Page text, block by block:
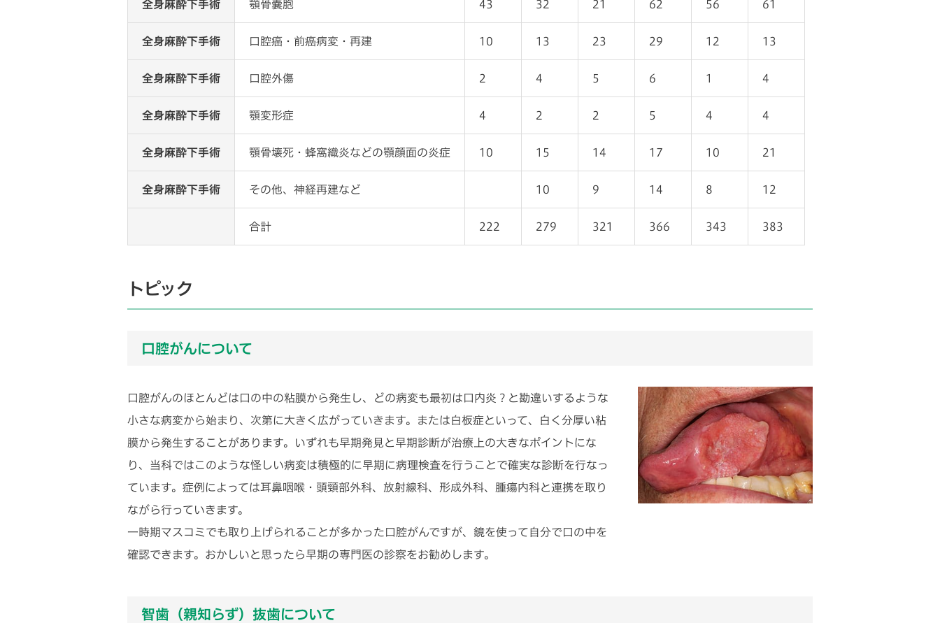
全身麻酔下手術 顎骨嚢胞 43 32 21 62 56 61
全身麻酔下手術 口腔癌・前癌病変・再建 10 13 23 29 12 13
全身麻酔下手術 口腔外傷 2 4 5 6 1 4
全身麻酔下手術 顎変形症 4 2 2 5 4 4
全身麻酔下手術 顎骨壊死・蜂窩織炎などの顎顔面の炎症 10 15 14 17 10 21
全身麻酔下手術 その他、神経再建など 10 9 14 8 12
合計 222 279 321 366 343 383
トピック
口腔がんについて
口腔がんのほとんどは口の中の粘膜から発生し、どの病変も最初は口内炎？と勘違いするような
小さな病変から始まり、次第に大きく広がっていきます。または白板症といって、白く分厚い粘
膜から発生することがあります。いずれも早期発見と早期診断が治療上の大きなポイントにな
り、当科ではこのような怪しい病変は積極的に早期に病理検査を行うことで確実な診断を行なっ
ています。症例によっては耳鼻咽喉・頭頸部外科、放射線科、形成外科、腫瘍内科と連携を取り
ながら行っていきます。
一時期マスコミでも取り上げられることが多かった口腔がんですが、鏡を使って自分で口の中を
確認できます。おかしいと思ったら早期の専門医の診察をお勧めします。
智歯（親知らず）抜歯について